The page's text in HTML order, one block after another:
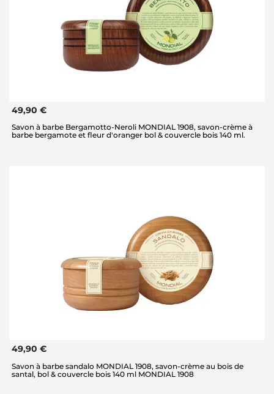
49,90 €
Savon à barbe Bergamotto-Neroli MONDIAL 1908, savon-crème à
barbe bergamote et fleur d'oranger bol & couvercle bois 140 ml.
49,90 €
Savon à barbe sandalo MONDIAL 1908, savon-crème au bois de
santal, bol & couvercle bois 140 ml MONDIAL 1908